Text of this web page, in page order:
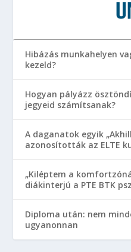
Hibázás munkahelyen
kezeld?
Hogyan pályázz
jegyeid számítsanak?
A daganatok egyik
azonosították az ELTE
„Kiléptem a
diákinterjú a PTE BTK
Diploma után: nem
ugyanonnan